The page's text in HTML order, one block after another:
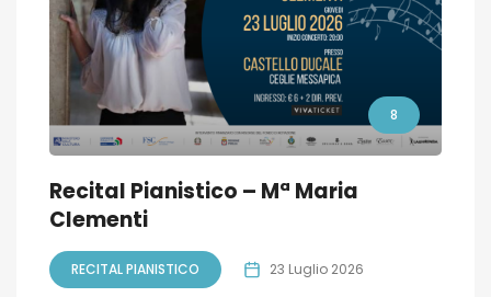
8
Recital Pianistico – Mª Maria
Clementi
RECITAL PIANISTICO 23 Luglio 2026